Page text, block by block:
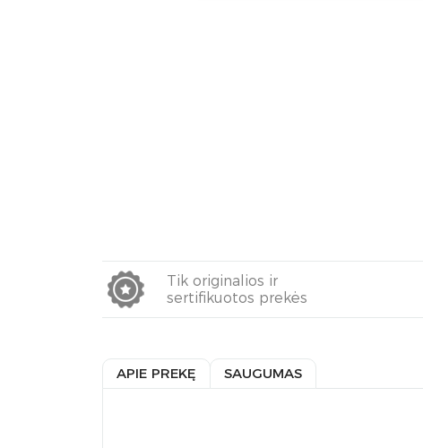
Tik originalios ir
sertifikuotos prekės
APIE PREKĘ SAUGUMAS